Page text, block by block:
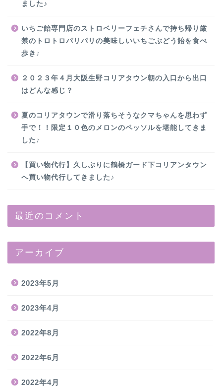
ました♪
いちご飴専門店のストロベリーフェチさんで持ち帰り厳
禁のトロトロパリパリの美味しいいちごぶどう飴を食べ
歩き♪
２０２３年４月大阪生野コリアタウン朝の入口から出口
はどんな感じ？
夏のコリアタウンで滑り落ちそうなクマちゃんを思わず
手で！！限定１０色のメロンのペッソルを堪能してきま
した♪
【買い物代行】久しぶりに鶴橋ガード下コリアンタウン
へ買い物代行してきました♪
最近のコメント
アーカイブ
2023年5月
2023年4月
2022年8月
2022年6月
2022年4月